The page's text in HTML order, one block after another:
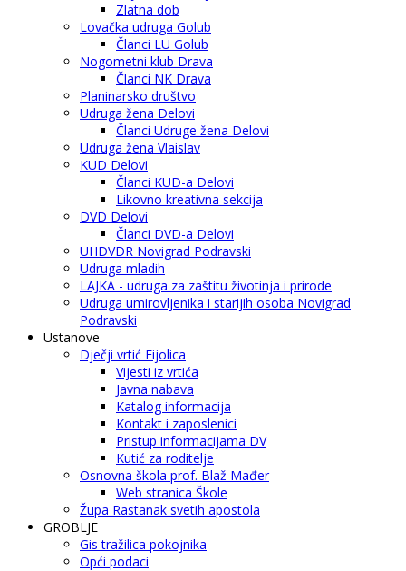
Zlatna dob
Lovačka udruga Golub
Članci LU Golub
Nogometni klub Drava
Članci NK Drava
Planinarsko društvo
Udruga žena Delovi
Članci Udruge žena Delovi
Udruga žena Vlaislav
KUD Delovi
Članci KUD-a Delovi
Likovno kreativna sekcija
DVD Delovi
Članci DVD-a Delovi
UHDVDR Novigrad Podravski
Udruga mladih
LAJKA - udruga za zaštitu životinja i prirode
Udruga umirovljenika i starijih osoba Novigrad
Podravski
Ustanove
Dječji vrtić Fijolica
Vijesti iz vrtića
Javna nabava
Katalog informacija
Kontakt i zaposlenici
Pristup informacijama DV
Kutić za roditelje
Osnovna škola prof. Blaž Mađer
Web stranica Škole
Župa Rastanak svetih apostola
GROBLJE
Gis tražilica pokojnika
Opći podaci